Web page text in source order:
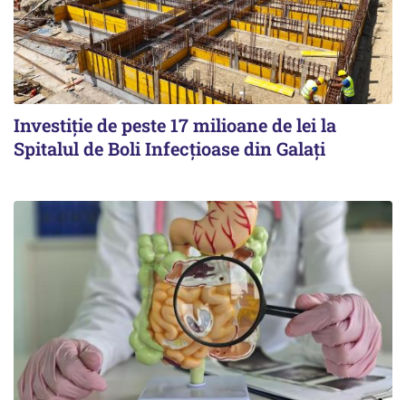
Investiție de peste 17 milioane de lei la
Spitalul de Boli Infecțioase din Galați